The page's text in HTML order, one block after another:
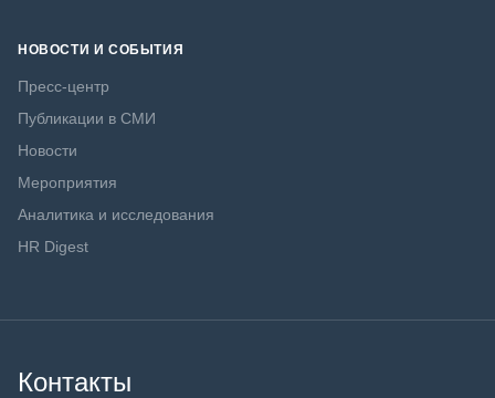
НОВОСТИ И СОБЫТИЯ
Пресс-центр
Публикации в СМИ
Новости
Мероприятия
Аналитика и исследования
HR Digest
Контакты